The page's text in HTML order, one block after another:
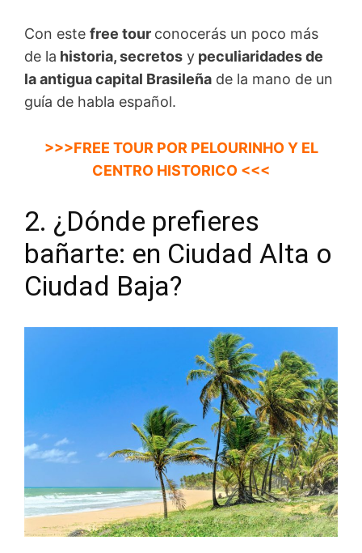
Con este free tour conocerás un poco más
de la historia, secretos y peculiaridades de
la antigua capital Brasileña de la mano de un
guía de habla español.
>>>FREE TOUR POR PELOURINHO Y EL
CENTRO HISTORICO <<<
2. ¿Dónde prefieres
bañarte: en Ciudad Alta o
Ciudad Baja?